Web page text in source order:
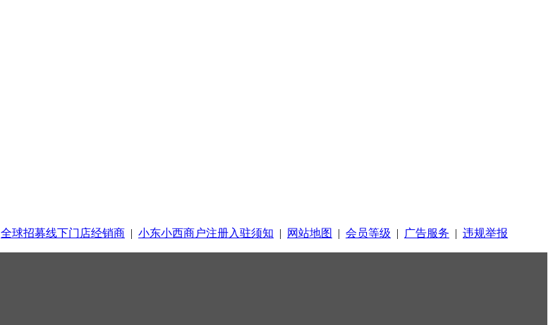
全球招募线下门店经销商 | 小东小西商户注册入驻须知 | 网站地图 | 会员等级 | 广告服务 | 违规举报